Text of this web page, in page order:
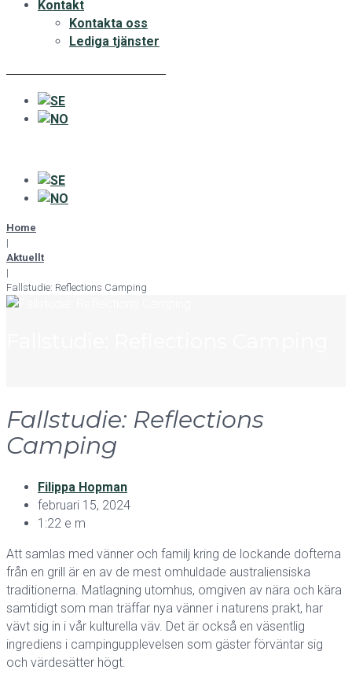
Kontakt
Kontakta oss
Lediga tjänster
Home
|
Aktuellt
|
Fallstudie: Reflections Camping
Fallstudie: Reflections
Camping
Filippa Hopman
februari 15, 2024
1:22 e m
Att samlas med vänner och familj kring de lockande dofterna
från en grill är en av de mest omhuldade australiensiska
traditionerna. Matlagning utomhus, omgiven av nära och kära
samtidigt som man träffar nya vänner i naturens prakt, har
vävt sig in i vår kulturella väv. Det är också en väsentlig
ingrediens i campingupplevelsen som gäster förväntar sig
och värdesätter högt.